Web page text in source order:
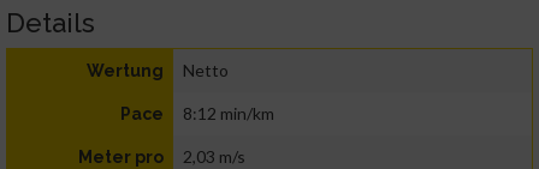
Details
Wertung Netto
Pace 8:12 min/km
Meter pro
2,03 m/s